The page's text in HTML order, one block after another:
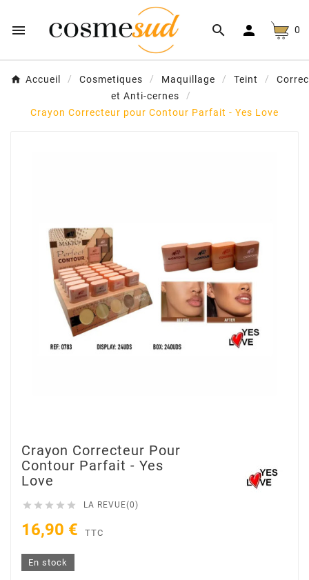
   0
Accueil Cosmetiques Maquillage Teint
et Anti-cernes
Crayon Correcteur pour Contour Parfait - Yes Love
Crayon Correcteur Pour
Contour Parfait - Yes
Love
     LA REVUE(0)
16,90 € TTC
En stock